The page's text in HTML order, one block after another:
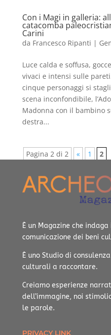
Con i Magi in galleria:
catacomba
Carini
da Francesco Ripanti |
Luce calda e soffusa,
vivaci e intensi sulle
cinque personaggi si
scena inconfondibile,
Madonna con il bambino
destra...
Pagina 2 di 2 « 1 2
È un Magazine che
comunicazione dei beni
È uno Studio di
culturali a raccontare.
Creiamo esperienze
dell’immagine, noi
le parole.
PRIVACY LINK